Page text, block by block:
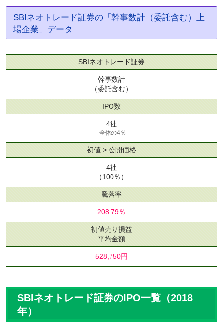
SBIネオトレード証券の「幹事数計（委託含む）上
場企業」データ
SBIネオトレード証券
幹事数計
（委託含む）
IPO数
4社
全体の4％
初値 > 公開価格
4社
（100％）
騰落率
208.79％
初値売り損益
平均金額
528,750円
SBIネオトレード証券のIPO一覧（2018
年）